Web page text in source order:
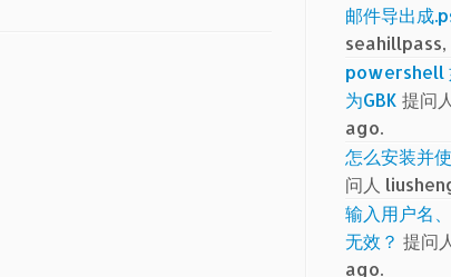
邮件导出成
seahillpass,
powershell
为GBK 提问
ago.
怎么安装并
问人
输入用户名
无效？ 提问
ago.